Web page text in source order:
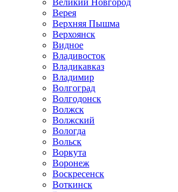
Великий Новгород
Верея
Верхняя Пышма
Верхоянск
Видное
Владивосток
Владикавказ
Владимир
Волгоград
Волгодонск
Волжск
Волжский
Вологда
Вольск
Воркута
Воронеж
Воскресенск
Воткинск